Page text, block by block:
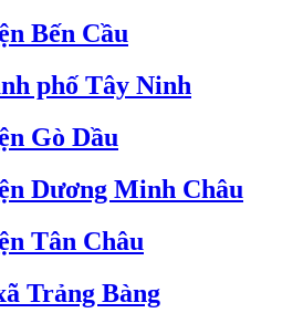
Bến Cầu
phố Tây Ninh
Gò Dầu
Dương Minh Châu
Tân Châu
Trảng Bàng